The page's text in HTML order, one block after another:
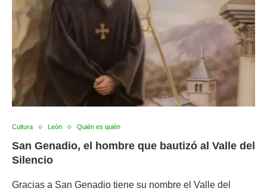
Cultura León Quién es quién
San Genadio, el hombre que bautizó al Valle del
Silencio
Gracias a San Genadio tiene su nombre el Valle del